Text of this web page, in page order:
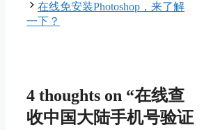
在线免安装Photoshop，来了解
一下？
4 thoughts on “在线查
收中国大陆手机号验证